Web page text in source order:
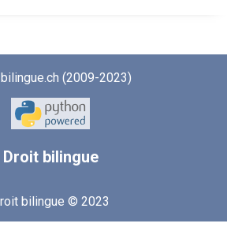
(2009-2023)
Droitbilingue
bilingue © 2023